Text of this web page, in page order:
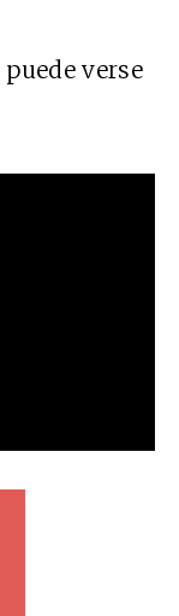
puede verse